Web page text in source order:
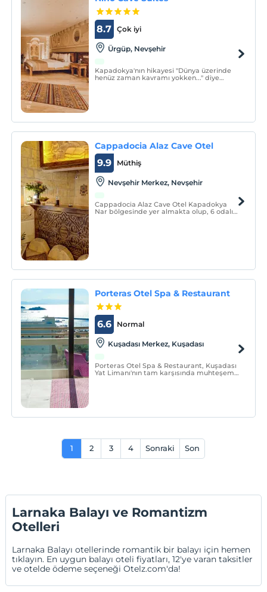
Çok iyi
8.7
Ürgüp, Nevşehir
Kapadokya'nın hikayesi "Dünya üzerinde
henüz zaman kavramı yokken..." diye
Cappadocia Alaz Cave Otel
Müthiş
9.9
Nevşehir Merkez, Nevşehir
Cappadocia Alaz Cave Otel Kapadokya
Nar bölgesinde yer almakta olup, 6 odalı
Porteras Otel Spa & Restaurant
Normal
6.6
Kuşadası Merkez, Kuşadası
Porteras Otel Spa & Restaurant, Kuşadası
Yat Limanı'nın tam karşısında muhteşem
1 2 3 4 Sonraki Son
Larnaka Balayı ve Romantizm
Otelleri
Larnaka Balayı otellerinde romantik bir balayı için hemen
tıklayın. En uygun balayı oteli fiyatları, 12'ye varan taksitler
ve otelde ödeme seçeneği Otelz.com'da!